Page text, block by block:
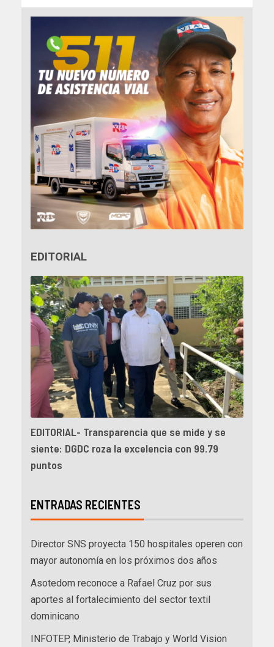
EDITORIAL
EDITORIAL- Transparencia que se mide y se
siente: DGDC roza la excelencia con 99.79
puntos
ENTRADAS RECIENTES
Director SNS proyecta 150 hospitales operen con
mayor autonomía en los próximos dos años
Asotedom reconoce a Rafael Cruz por sus
aportes al fortalecimiento del sector textil
dominicano
INFOTEP, Ministerio de Trabajo y World Vision